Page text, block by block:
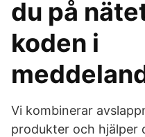
du på
koden i
Vi kombinerar
produkter och hjälper